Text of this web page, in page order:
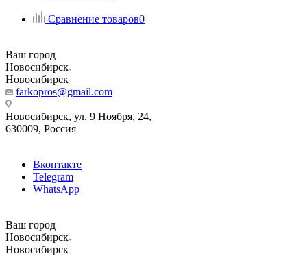
Сравнение товаров0
Ваш город
Новосибирск
Новосибирск
farkopros@gmail.com
Новосибирск, ул. 9 Ноября, 24,
630009, Россия
Вконтакте
Telegram
WhatsApp
Ваш город
Новосибирск
Новосибирск